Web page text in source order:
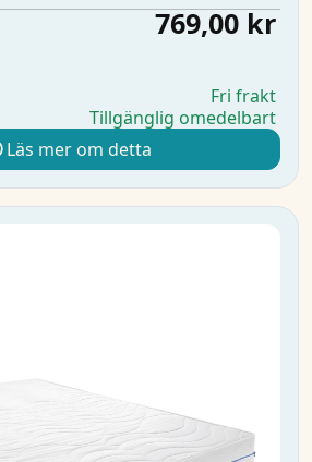
769,00 kr
Fri frakt
Tillgänglig omedelbart
Läs mer om detta